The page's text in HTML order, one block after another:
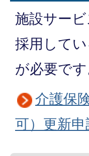
施設サー
採用して
が必要です
介護保
可）更新